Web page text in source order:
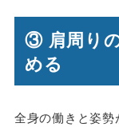
③ 肩周り
める
全身の働きと姿